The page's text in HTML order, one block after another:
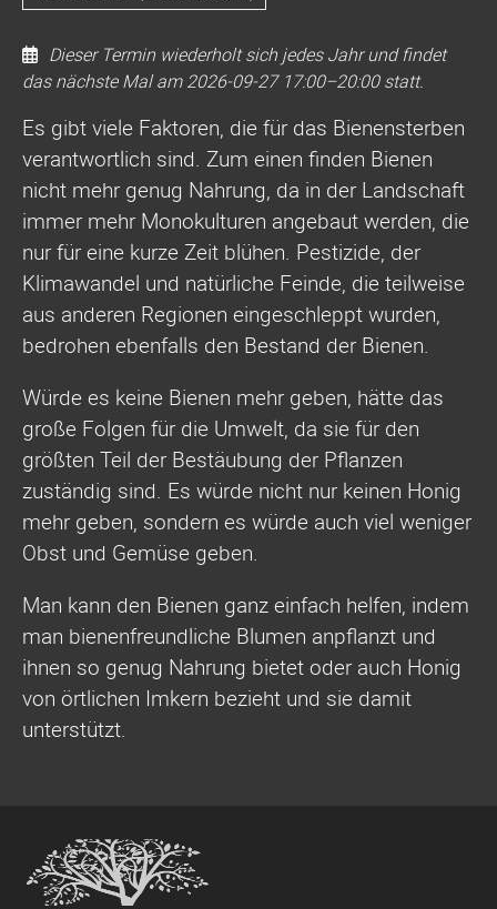
Dieser Termin wiederholt sich jedes Jahr und findet
das nächste Mal am2026-09-27 17:00–20:00statt.
Vortrag
zum
Thema
"Bienen
schützen"
Es gibt viele Faktoren, die für das Bienensterben
verantwortlich sind. Zum einen finden Bienen
nicht mehr genug Nahrung, da in der Landschaft
immer mehr Monokulturen angebaut werden, die
nur für eine kurze Zeit blühen. Pestizide, der
Klimawandel und natürliche Feinde, die teilweise
aus anderen Regionen eingeschleppt wurden,
bedrohen ebenfalls den Bestand der Bienen.
Würde es keine Bienen mehr geben, hätte das
große Folgen für die Umwelt, da sie für den
größten Teil der Bestäubung der Pflanzen
zuständig sind. Es würde nicht nur keinen Honig
mehr geben, sondern es würde auch viel weniger
Obst und Gemüse geben.
Man kann den Bienen ganz einfach helfen, indem
man bienenfreundliche Blumen anpflanzt und
ihnen so genug Nahrung bietet oder auch Honig
von örtlichen Imkern bezieht und sie damit
unterstützt.